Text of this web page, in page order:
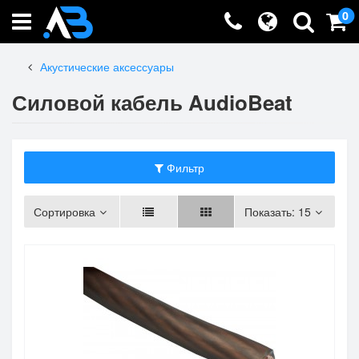
0
Акустические аксессуары
Силовой кабель AudioBeat
Фильтр
Сортировка Показать: 15